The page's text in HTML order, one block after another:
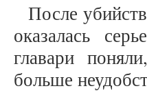
После
оказалась
главари
больше